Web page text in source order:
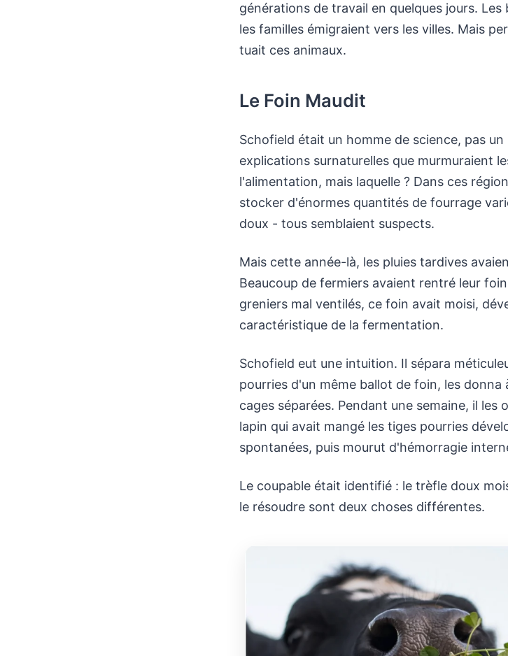
générations de travail en quelques jours. Les
les familles émigraient vers les villes. Mais
tuait ces animaux.
Le Foin Maudit
Schofield était un homme de science, pas
explications surnaturelles que murmuraient
l'alimentation, mais laquelle ? Dans ces
stocker d'énormes quantités de fourrage
doux - tous semblaient suspects.
Mais cette année-là, les pluies tardives
Beaucoup de fermiers avaient rentré leur
greniers mal ventilés, ce foin avait moisi,
caractéristique de la fermentation.
Schofield eut une intuition. Il sépara
pourries d'un même ballot de foin, les
cages séparées. Pendant une semaine, il les
lapin qui avait mangé les tiges pourries
spontanées, puis mourut d'hémorragie
Le coupable était identifié : le trèfle doux
le résoudre sont deux choses différentes.